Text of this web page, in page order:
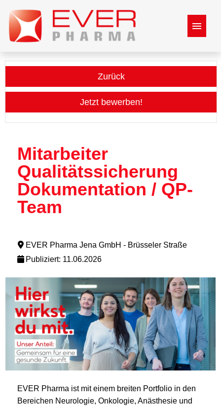
Stellenangebote
mehr über Ever Pharma
Bewerbungsprozess
Zurück
Jetzt bewerben!
Mitarbeiter
Qualitätssicherung
Dokumentation / QP-
Team
EVER Pharma Jena GmbH - Brüsseler Straße
Publiziert: 11.06.2026
EVER Pharma ist mit einem breiten Portfolio in den
Bereichen Neurologie, Onkologie, Anästhesie und